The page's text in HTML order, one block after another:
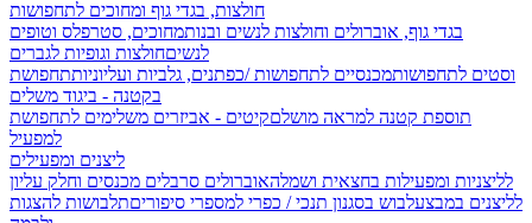
חולצות, בגדי גוף ומחוכים לתחפושות
בגדי גוף, אוברולים וחולצות לנשים ובנותמחוכים, סטרפלס וטופים
לנשיםחולצות וגופיות לגברים
וסטים לתחפושותמכנסיים לתחפושות /כפתנים, גלביות ועליוניותתחפושת
בקטנה - ביגוד משלים
תוספת קטנה למראה מושלםקיטים - אביזרים משלימים לתחפושת
למפעיל
ליצנים ומפעילים
לליצניות ומפעילות בחצאית ושמלהאוברולים סרבלים מכנסים וחלק עליון
לליצנים במבצעלבוש בסגנון תנכי / כפרי למספרי סיפוריםתלבושות להצגות